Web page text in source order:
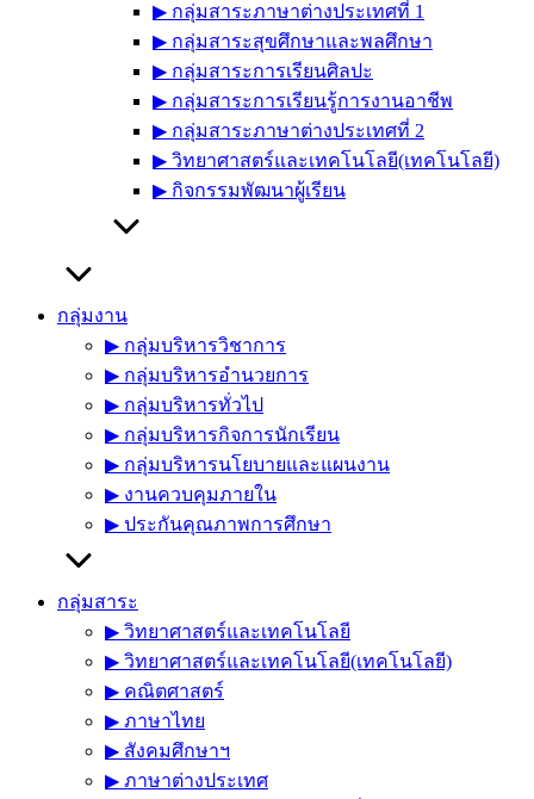
▶︎ กลุ่มสาระภาษาต่างประเทศที่ 1
▶︎ กลุ่มสาระสุขศึกษาและพลศึกษา
▶︎ กลุ่มสาระการเรียนศิลปะ
▶︎ กลุ่มสาระการเรียนรู้การงานอาชีพ
▶︎ กลุ่มสาระภาษาต่างประเทศที่ 2
▶︎ วิทยาศาสตร์และเทคโนโลยี(เทคโนโลยี)
▶︎ กิจกรรมพัฒนาผู้เรียน
กลุ่มงาน
▶︎ กลุ่มบริหารวิชาการ
▶︎ กลุ่มบริหารอำนวยการ
▶︎ กลุ่มบริหารทั่วไป
▶︎ กลุ่มบริหารกิจการนักเรียน
▶︎ กลุ่มบริหารนโยบายและแผนงาน
▶︎ งานควบคุมภายใน
▶︎ ประกันคุณภาพการศึกษา
กลุ่มสาระ
▶︎ วิทยาศาสตร์และเทคโนโลยี
▶︎ วิทยาศาสตร์และเทคโนโลยี(เทคโนโลยี)
▶︎ คณิตศาสตร์
▶︎ ภาษาไทย
▶︎ สังคมศึกษาฯ
▶︎ ภาษาต่างประเทศ